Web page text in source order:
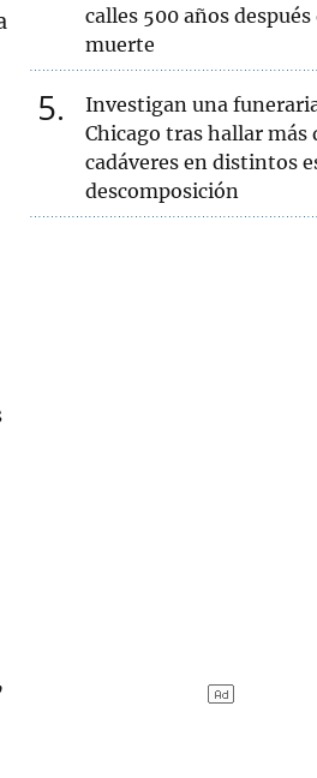
calles 500 años después
muerte
5
Investigan una
Chicago tras hallar más
cadáveres en distintos
descomposición